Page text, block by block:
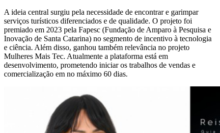
A ideia central surgiu pela necessidade de encontrar e garimpar
serviços turísticos diferenciados e de qualidade. O projeto foi
premiado em 2023 pela Fapesc (Fundação de Amparo à Pesquisa e
Inovação de Santa Catarina) no segmento de incentivo à tecnologia
e ciência. Além disso, ganhou também relevância no projeto
Mulheres Mais Tec. Atualmente a plataforma está em
desenvolvimento, prometendo iniciar os trabalhos de vendas e
comercialização em no máximo 60 dias.